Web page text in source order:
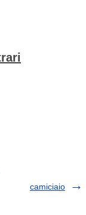
camiciaio